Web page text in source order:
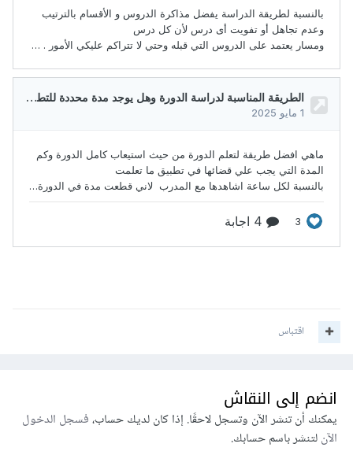
اقتباس
انضم إلى النقاش
يمكنك أن تنشر الآن وتسجل لاحقًا. إذا كان لديك حساب،فسجل الدخول
الآنلتنشر باسم حسابك.